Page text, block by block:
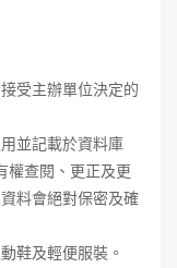
受主辦單位決定的
並記載於資料庫
權查閱、更正及更
料會絕對保密及確
鞋及輕便服裝。